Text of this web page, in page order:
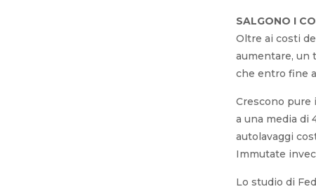
SALGONO I
Oltre ai costi
aumentare, un
che entro fine
Crescono pure
a una media di
autolavaggi
Immutate
Lo studio di